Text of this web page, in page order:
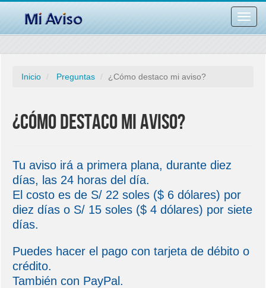
barra
Inicio Preguntas ¿Cómo destaco mi aviso?
¿Cómo destaco mi aviso?
Tu aviso irá a primera plana, durante diez
días, las 24 horas del día.
El costo es de S/ 22 soles ($ 6 dólares) por
diez días o S/ 15 soles ($ 4 dólares) por siete
días.
Puedes hacer el pago con tarjeta de débito o
crédito.
También con PayPal.